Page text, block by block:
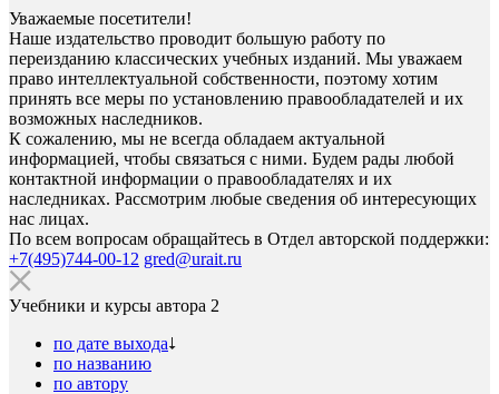
Уважаемые посетители!
Наше издательство проводит большую работу по
переизданию классических учебных изданий. Мы уважаем
право интеллектуальной собственности, поэтому хотим
принять все меры по установлению правообладателей и их
возможных наследников.
К сожалению, мы не всегда обладаем актуальной
информацией, чтобы связаться с ними. Будем рады любой
контактной информации о правообладателях и их
наследниках. Рассмотрим любые сведения об интересующих
нас лицах.
По всем вопросам обращайтесь в Отдел авторской поддержки:
+7(495)744-00-12 gred@urait.ru
Учебники и курсы автора 2
по дате выхода
по названию
по автору